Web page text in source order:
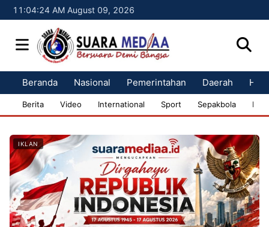
11:04:25 AM August 09, 2026
Beranda Nasional Pemerintahan Daerah
Berita Video International Sport Sepakbola
IKLAN